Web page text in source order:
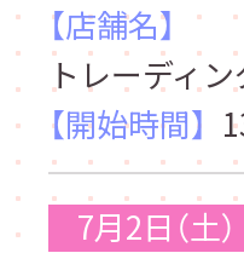
【店舗名】
トレーディ
【開始時間】
7月2日（土）